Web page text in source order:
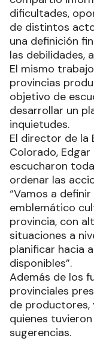
dificultades,
de distintos
una definición
las debilidades,
El mismo
provincias
objetivo de
desarrollar un
inquietudes.
El director de la
Colorado, Edgar
escucharon
ordenar las
“Vamos a
emblemático
provincia, con
situaciones a
planificar hacia
disponibles”.
Además de los
provinciales
de productores,
quienes
sugerencias.